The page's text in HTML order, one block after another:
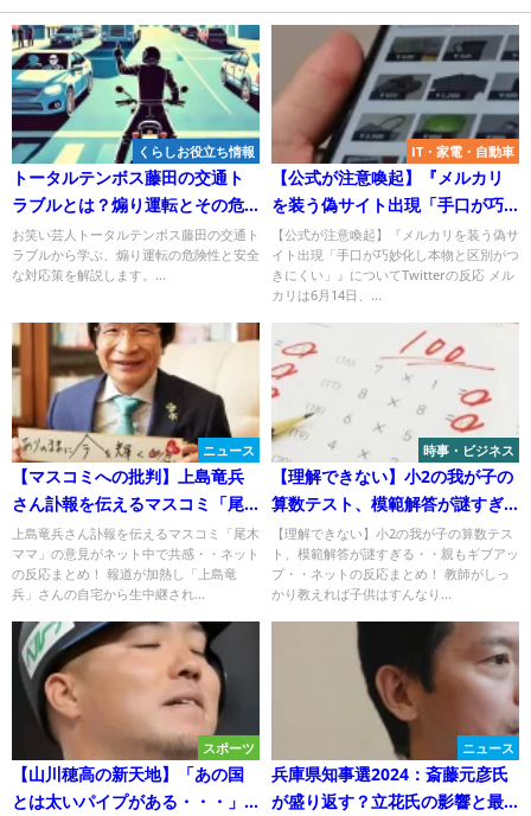
くらしお役立ち情報
トータルテンボス藤田の交通ト
ラブルとは？煽り運転とその危
険性を考察！
お笑い芸人トータルテンボス藤田の交通ト
ラブルから学ぶ、煽り運転の危険性と安全
な対応策を解説します。...
IT・家電・自動車
【公式が注意喚起】『メルカリ
を装う偽サイト出現「手口が巧
妙化し本物と区別がつきにく
い」』について
【公式が注意喚起】『メルカリを装う偽サ
イト出現「手口が巧妙化し本物と区別がつ
きにくい」』についてTwitterの反応 メル
カリは6月14日、...
ニュース
【マスコミへの批判】上島竜兵
さん訃報を伝えるマスコミ「尾
木ママ」の意見がネット中で共
感
上島竜兵さん訃報を伝えるマスコミ「尾木
ママ」の意見がネット中で共感・・ネット
の反応まとめ！ 報道が加熱し「上島竜
兵」さんの自宅から生中継され...
時事・ビジネス
【理解できない】小2の我が子の
算数テスト、模範解答が謎すぎ
る・・親もギブアップ
【理解できない】小2の我が子の算数テス
ト、模範解答が謎すぎる・・親もギブアッ
プ・・ネットの反応まとめ！ 教師がしっ
かり教えれば子供はすんなり...
スポーツ
【山川穂高の新天地】「あの国
とは太いパイプがある・・・」
ニュース
兵庫県知事選2024：斎藤元彦氏
が盛り返す？立花氏の影響と最